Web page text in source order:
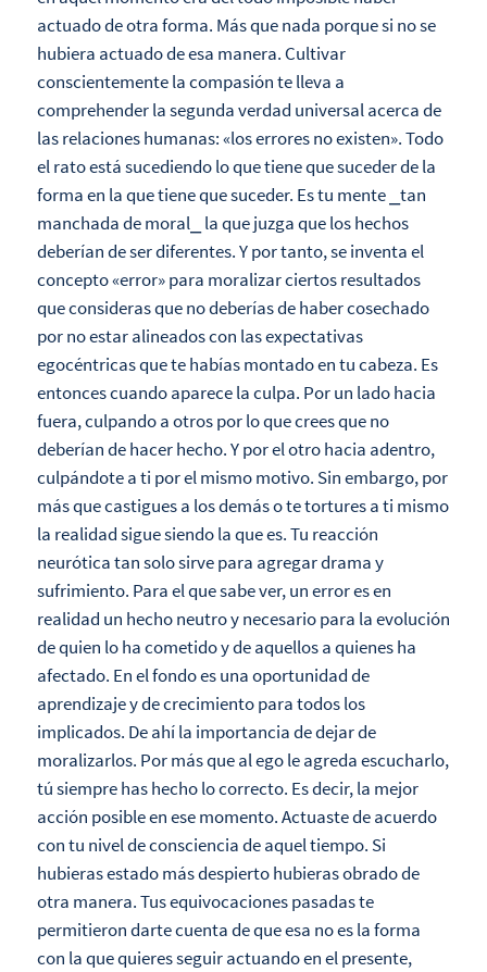
actuado de otra forma. Más que nada porque si no se
hubiera actuado de esa manera. Cultivar
conscientemente la compasión te lleva a
comprehender la segunda verdad universal acerca de
las relaciones humanas: «los errores no existen». Todo
el rato está sucediendo lo que tiene que suceder de la
forma en la que tiene que suceder. Es tu mente ⎯tan
manchada de moral⎯ la que juzga que los hechos
deberían de ser diferentes. Y por tanto, se inventa el
concepto «error» para moralizar ciertos resultados
que consideras que no deberías de haber cosechado
por no estar alineados con las expectativas
egocéntricas que te habías montado en tu cabeza. Es
entonces cuando aparece la culpa. Por un lado hacia
fuera, culpando a otros por lo que crees que no
deberían de hacer hecho. Y por el otro hacia adentro,
culpándote a ti por el mismo motivo. Sin embargo, por
más que castigues a los demás o te tortures a ti mismo
la realidad sigue siendo la que es. Tu reacción
neurótica tan solo sirve para agregar drama y
sufrimiento. Para el que sabe ver, un error es en
realidad un hecho neutro y necesario para la evolución
de quien lo ha cometido y de aquellos a quienes ha
afectado. En el fondo es una oportunidad de
aprendizaje y de crecimiento para todos los
implicados. De ahí la importancia de dejar de
moralizarlos. Por más que al ego le agreda escucharlo,
tú siempre has hecho lo correcto. Es decir, la mejor
acción posible en ese momento. Actuaste de acuerdo
con tu nivel de consciencia de aquel tiempo. Si
hubieras estado más despierto hubieras obrado de
otra manera. Tus equivocaciones pasadas te
permitieron darte cuenta de que esa no es la forma
con la que quieres seguir actuando en el presente,